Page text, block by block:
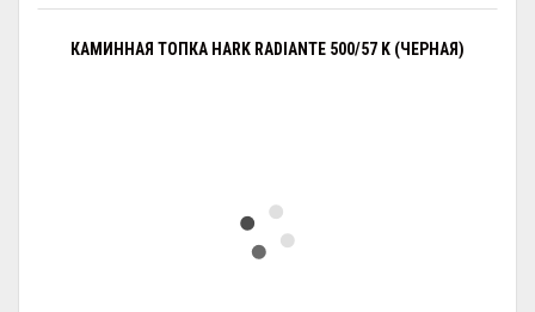
КАМИННАЯ ТОПКА HARK RADIANTE 500/57 K (ЧЕРНАЯ)